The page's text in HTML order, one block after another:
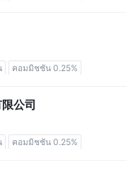
คอมมิชชัน 0.25%
公司
คอมมิชชัน 0.25%